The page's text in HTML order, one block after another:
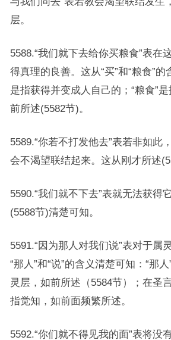
层。
5588.“我们就下去给你买粮食”表在
得真理的良善。这从“买”和“粮食”的
是指获得并变成人自己的；“粮食”
前所述(5582节)。
5589.“你若不打发他去”表若非如此
会不渴望联结起来。这从刚才所述
5590.“我们就不下去”表就无法获得
(5588节)清楚可知。
5591.“因为那人对我们说”表对于属
“那人”和“说”的含义清楚可知：“那
灵层，如前所述（5584节）；在圣
指觉知，如前面频繁所述。
5592.“你们就不得见我的面”表将没